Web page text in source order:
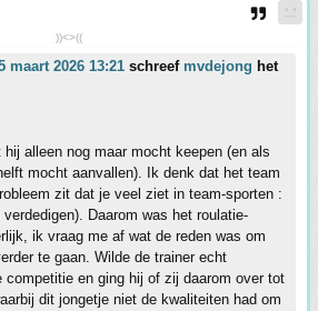
))<>((
maart 2026 13:21 schreef mvdejong het
hij alleen nog maar mocht keepen (en als
mocht aanvallen). Ik denk dat het team
zit dat je veel ziet in team-sporten :
Daarom was het roulatie-
ik vraag me af wat de reden was om
te gaan. Wilde de trainer echt
competitie en ging hij of zij daarom over tot
dit jongetje niet de kwaliteiten had om